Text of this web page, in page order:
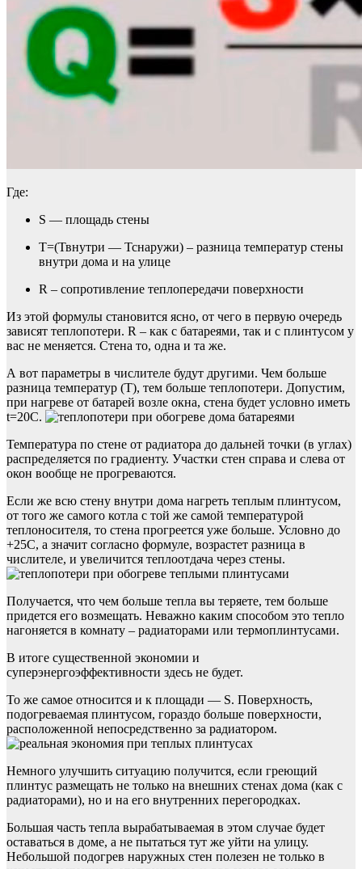
Где:
S — площадь стены
Т=(Твнутри — Тснаружи) – разница температур стены
внутри дома и на улице
R – сопротивление теплопередачи поверхности
Из этой формулы становится ясно, от чего в первую очередь
зависят теплопотери. R – как с батареями, так и с плинтусом у
вас не меняется. Стена то, одна и та же.
А вот параметры в числителе будут другими. Чем больше
разница температур (T), тем больше теплопотери. Допустим,
при нагреве от батарей возле окна, стена будет условно иметь
t=20C.
Температура по стене от радиатора до дальней точки (в углах)
распределяется по градиенту. Участки стен справа и слева от
окон вообще не прогреваются.
Если же всю стену внутри дома нагреть теплым плинтусом,
от того же самого котла с той же самой температурой
теплоносителя, то стена прогреется уже больше. Условно до
+25С, а значит согласно формуле, возрастет разница в
числителе, и увеличится теплоотдача через стены.
Получается, что чем больше тепла вы теряете, тем больше
придется его возмещать. Неважно каким способом это тепло
нагоняется в комнату – радиаторами или термоплинтусами.
В итоге существенной экономии и
суперэнергоэффективности здесь не будет.
То же самое относится и к площади — S. Поверхность,
подогреваемая плинтусом, гораздо больше поверхности,
расположенной непосредственно за радиатором.
Немного улучшить ситуацию получится, если греющий
плинтус размещать не только на внешних стенах дома (как с
радиаторами), но и на его внутренних перегородках.
Большая часть тепла вырабатываемая в этом случае будет
оставаться в доме, а не пытаться тут же уйти на улицу.
Небольшой подогрев наружных стен полезен не только в